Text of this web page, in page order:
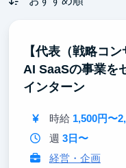
【代表（戦略コ
AI SaaSの事業を
インターン
時給 1,500円〜
週 3日〜
経営・企画